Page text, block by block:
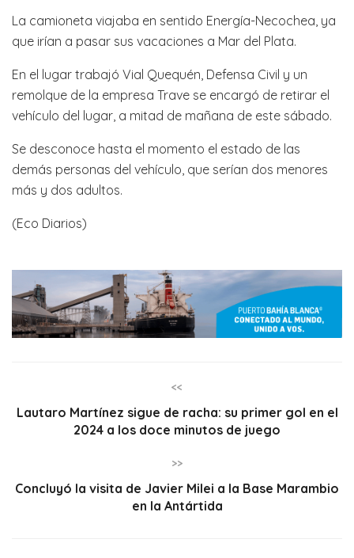
La camioneta viajaba en sentido Energía-Necochea, ya
que irían a pasar sus vacaciones a Mar del Plata.
En el lugar trabajó Vial Quequén, Defensa Civil y un
remolque de la empresa Trave se encargó de retirar el
vehículo del lugar, a mitad de mañana de este sábado.
Se desconoce hasta el momento el estado de las
demás personas del vehículo, que serían dos menores
más y dos adultos.
(Eco Diarios)
<<
Lautaro Martínez sigue de racha: su primer gol en el
2024 a los doce minutos de juego
>>
Concluyó la visita de Javier Milei a la Base Marambio
en la Antártida